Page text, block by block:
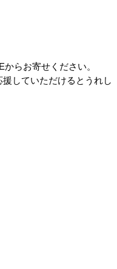
らお寄せください。
していただけるとうれし